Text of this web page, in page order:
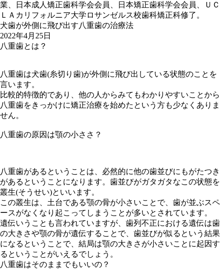
業、日本成人矯正歯科学会会員、日本矯正歯科学会会員、ＵＣ
ＬＡカリフォルニア大学ロサンゼルス校歯科矯正科修了。
犬歯が外側に飛び出す八重歯の治療法
2022年4月25日
八重歯とは？
八重歯は犬歯(糸切り歯)が外側に飛び出している状態のことを
言います。
比較的特徴的であり、他の人からみてもわかりやすいことから
八重歯をきっかけに矯正治療を始めたという方も少なくありま
せん。
八重歯の原因は顎の小ささ？
八重歯があるということは、必然的に他の歯並びにもがたつき
があるということになります。歯並びがガタガタなこの状態を
叢生(そうせい)といいます。
この叢生は、土台である顎の骨が小さいことで、歯が並ぶスペ
ースがなくなり起こってしまうことが多いとされています。
遺伝いうことも言われていますが、歯列不正における遺伝は歯
の大きさや顎の骨が遺伝することで、歯並びが似るという結果
になるということで、結局は顎の大きさが小さいことに起因す
るということがいえるでしょう。
八重歯はそのままでもいいの？